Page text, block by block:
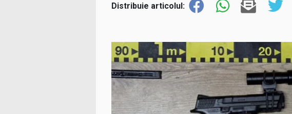
Distribuie articolul: